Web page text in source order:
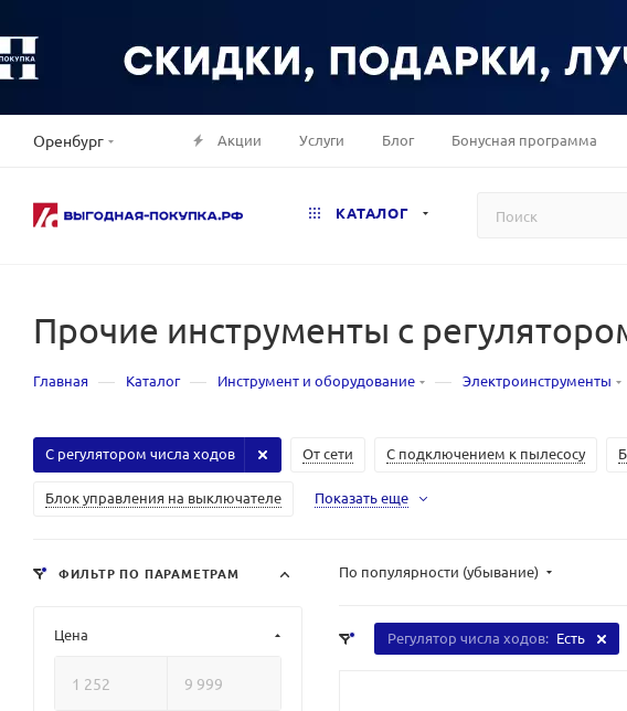
Оренбург Акции Услуги Блог Бонусная программа
КАТАЛОГ
Прочие инструменты с
Главная — Каталог — Инструмент и оборудование — Электроинструменты
От сети С подключением к пылесосу
С регулятором числа ходов
Блок управления на выключателе Показать еще
По популярности (убывание)
Регулятор числа ходов: Есть
ФИЛЬТР ПО ПАРАМЕТРАМ
Цена